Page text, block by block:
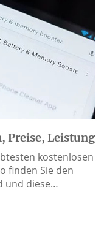
Preise, Leistung
kostenlosen
finden Sie den
und diese…